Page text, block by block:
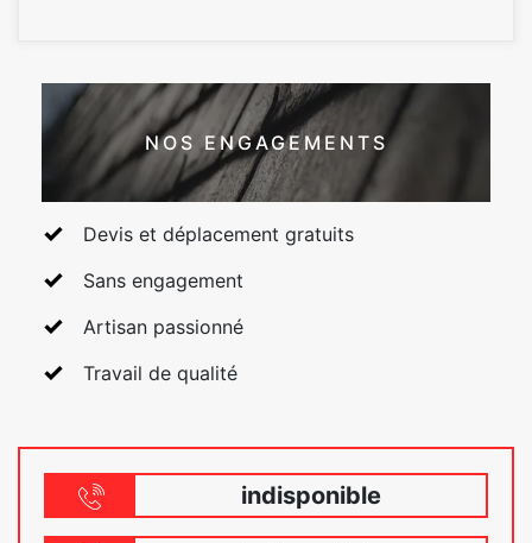
NOS ENGAGEMENTS
Devis et déplacement gratuits
Sans engagement
Artisan passionné
Travail de qualité
indisponible